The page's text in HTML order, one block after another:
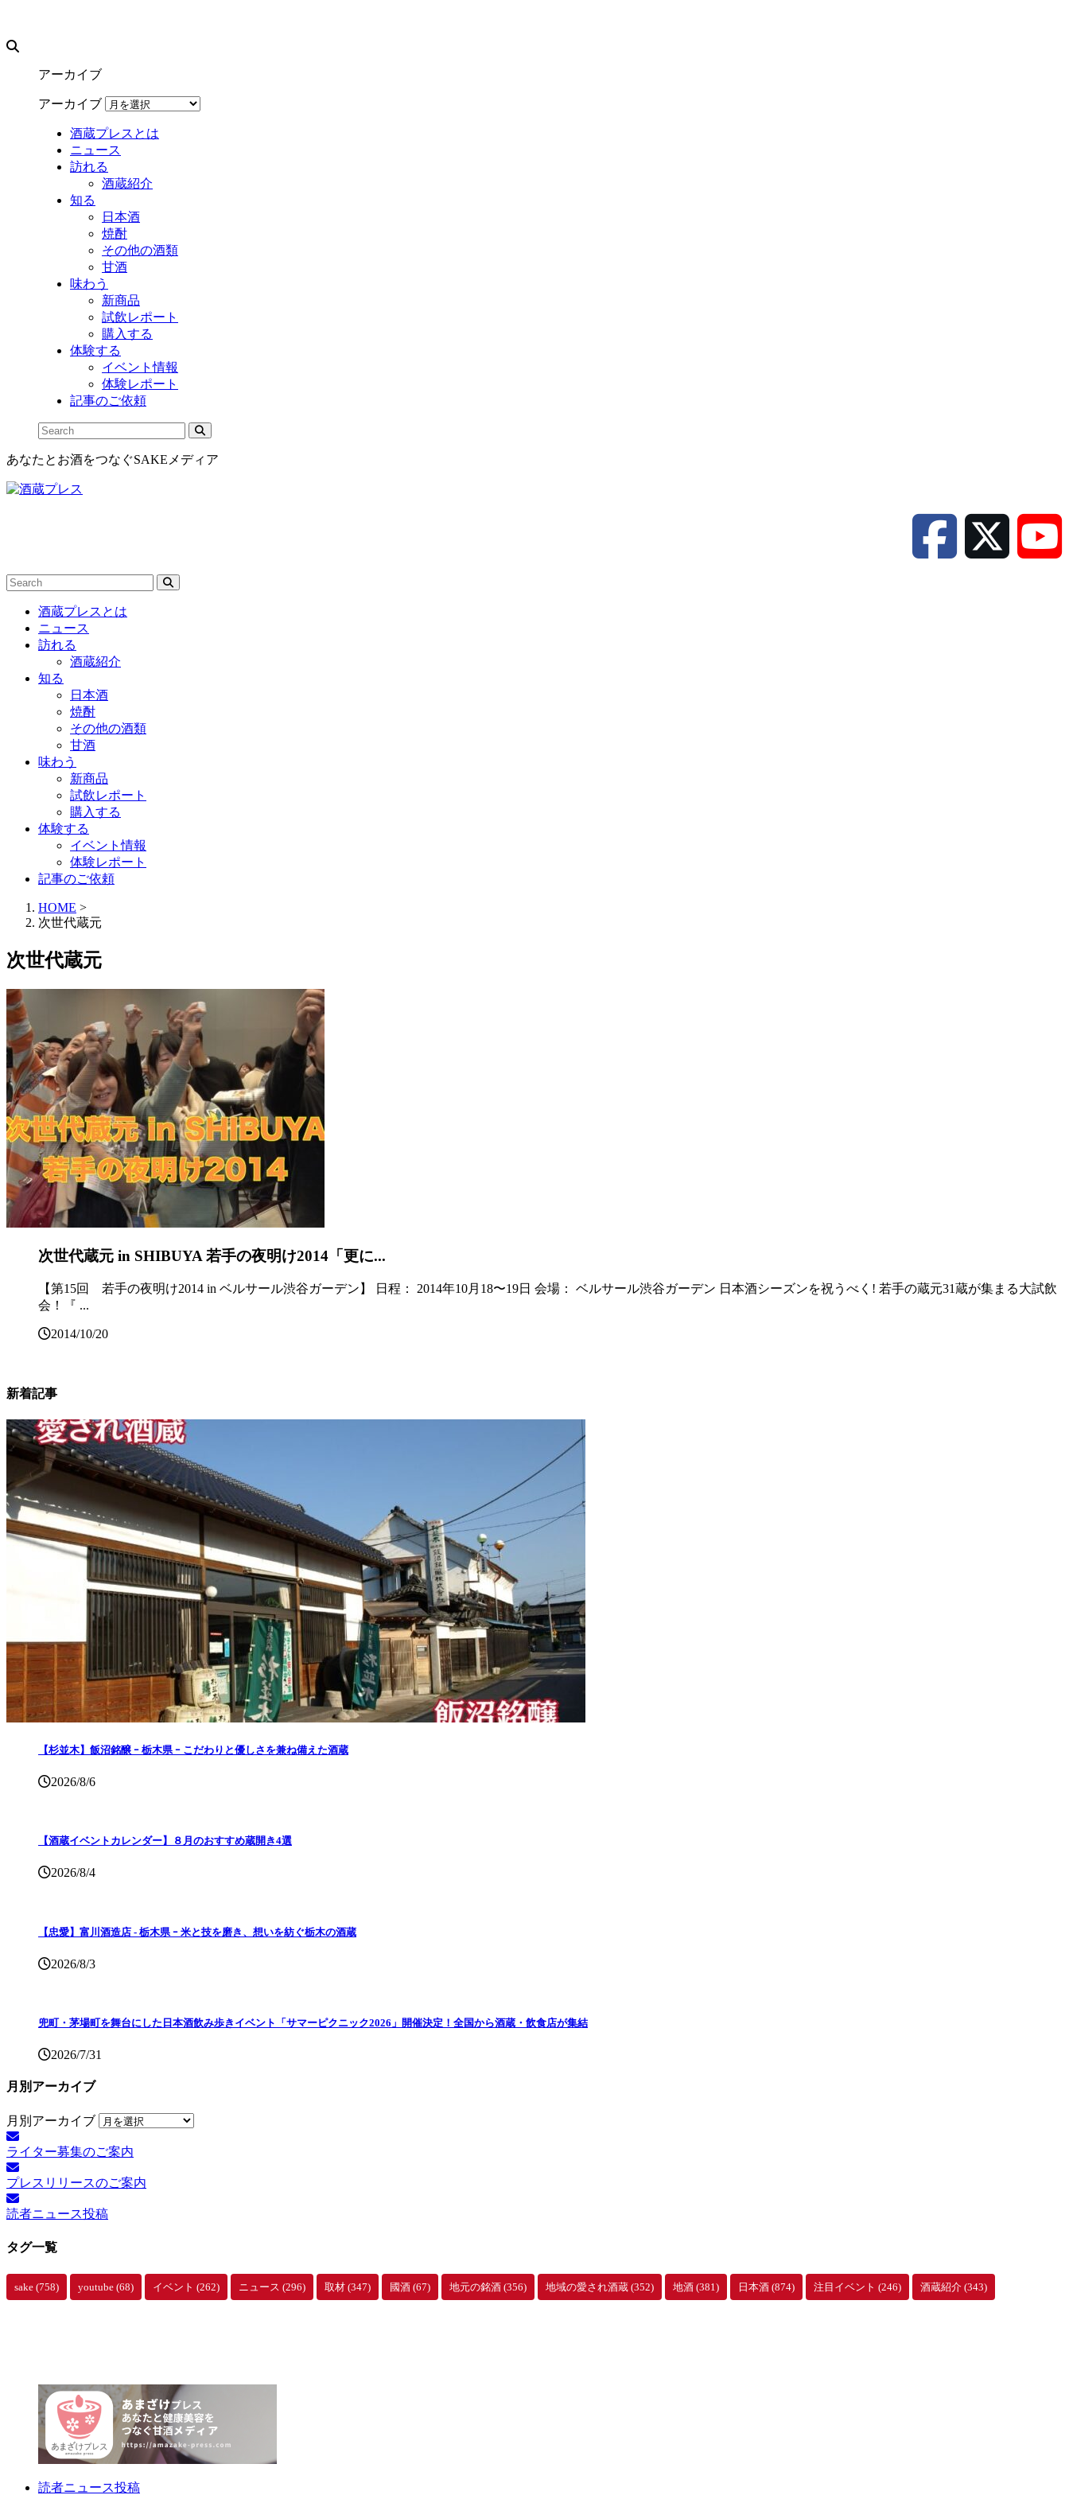
アーカイブ
アーカイブ
酒蔵プレスとは
ニュース
訪れる
酒蔵紹介
知る
日本酒
焼酎
その他の酒類
甘酒
味わう
新商品
試飲レポート
購入する
体験する
イベント情報
体験レポート
記事のご依頼
あなたとお酒をつなぐSAKEメディア
酒蔵プレスとは
ニュース
訪れる
酒蔵紹介
知る
日本酒
焼酎
その他の酒類
甘酒
味わう
新商品
試飲レポート
購入する
体験する
イベント情報
体験レポート
記事のご依頼
HOME >
次世代蔵元
次世代蔵元
次世代蔵元 in SHIBUYA 若手の夜明け2014「更に...
【第15回 若手の夜明け2014 in ベルサール渋谷ガーデン】 日程： 2014年10月18〜19日 会場： ベルサール渋谷ガーデン 日本酒シーズンを祝うべく! 若手の蔵元31蔵が集まる大試飲
会！『 ...
2014/10/20
新着記事
【杉並木】飯沼銘醸 ｰ 栃木県 ｰ こだわりと優しさを兼ね備えた酒蔵
2026/8/6
【酒蔵イベントカレンダー】８月のおすすめ蔵開き4選
2026/8/4
【忠愛】富川酒造店 ‐ 栃木県 ｰ 米と技を磨き、想いを紡ぐ栃木の酒蔵
2026/8/3
兜町・茅場町を舞台にした日本酒飲み歩きイベント「サマーピクニック2026」開催決定！全国から酒蔵・飲食店が集結
2026/7/31
月別アーカイブ
月別アーカイブ
ライター募集のご案内
プレスリリースのご案内
読者ニュース投稿
タグ一覧
sake (758) youtube (68) イベント (262) ニュース (296) 取材 (347) 國酒 (67) 地元の銘酒 (356) 地域の愛され酒蔵 (352) 地酒 (381) 日本酒 (874) 注目イベント (246) 酒蔵紹介 (343)
読者ニュース投稿